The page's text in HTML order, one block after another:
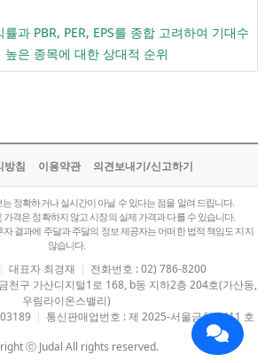
괴
과 PBR, PER, EPS를 종합 고려하여 기대수
은 종목에 대한 상대적 순위
방침 이용약관 의견보내기/신고하기
정확하거나 실시간이 아닐 수 있다는 점을 알려 드립니다.
격은 정확하지 않고 시장의 실제 가격과 다를 수 있습니다.
결과에 주달과 주달의 정보 제공자는 어떠한 법적 책임도 지지
않습니다.
| 대표자 최경재 | 전화번호 : 02) 786-8200
천구 가산디지털1로 168, b동 지하2층 204호(가산동,
우림라이온스밸리)
| 통신판매업번호 : 제 2025-서울금천-0411 호
ⓒ Judal All rights reserved.